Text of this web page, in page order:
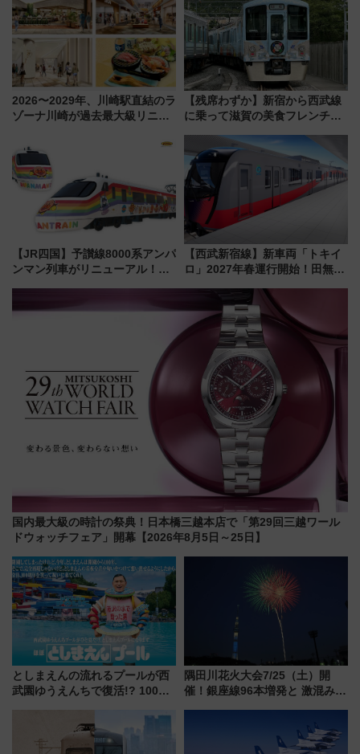
通り」も一新
2026〜2029年、川崎駅直結のラ
ゾーナ川崎が過去最大級リニュ
「いつから何が変わるか」徹底
解説！
【残席わずか】新宿から西武線
に乗って滋賀の美食フレンチを
「52席の至福」で味わう近江牛
や伝統文化の特別コラボ
【JR四国】予讃線8000系アンパ
ンマン列車がリニューアル！内
【西武新宿線】新車両「トキイ
ロ」2027年春運行開始！田無・
国内最大級の時計の祭典！日本橋三越本店で「第29回三越ワール
ドウォッチフェア」開幕【2026年8月5日～25日】
としまえんの流れるプールが西
武園ゆうえんちで復活!? 100周
イダー」に注目 2026年夏は所
沢へ遊びに行こう
隅田川花火大会7/25（土）開
催！銀座線96本増発と 激混みの